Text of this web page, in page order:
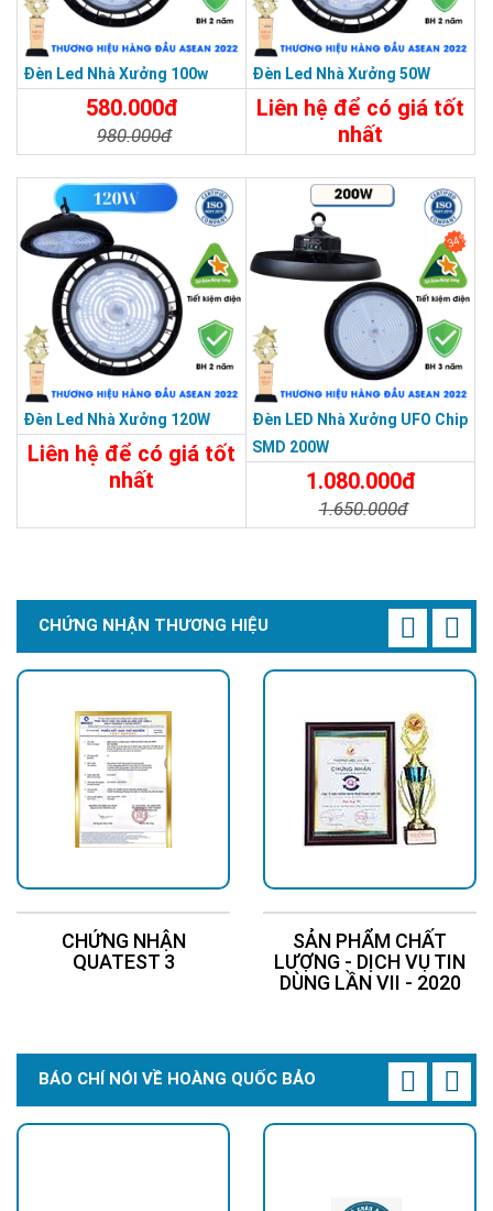
Đèn Led Nhà Xưởng 100w
580.000đ
980.000đ
Đèn Led Nhà Xưởng 50W
Liên hệ để có giá tốt
nhất
Đèn Led Nhà Xưởng 120W
Liên hệ để có giá tốt
nhất
34%
Đèn LED Nhà Xưởng UFO Chip
SMD 200W
1.080.000đ
1.650.000đ
CHỨNG NHẬN THƯƠNG HIỆU
CHỨNG NHẬN
QUATEST 3
SẢN PHẨM CHẤT
LƯỢNG - DỊCH VỤ TIN
DÙNG LẦN VII - 2020
BÁO CHÍ NÓI VỀ HOÀNG QUỐC BẢO